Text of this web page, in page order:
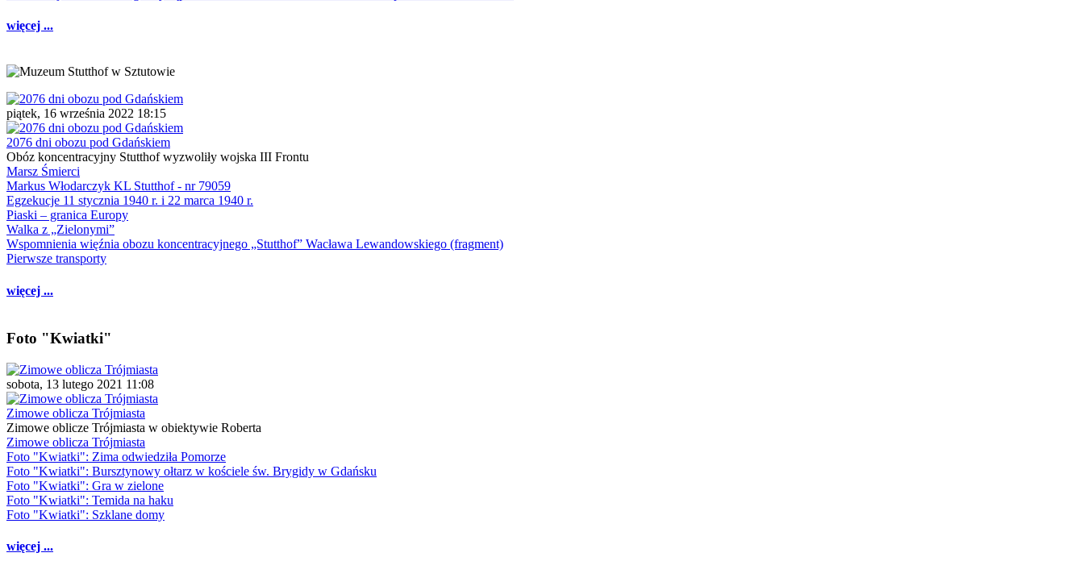
więcej ...
piątek, 16 września 2022 18:15
2076 dni obozu pod Gdańskiem
Obóz koncentracyjny Stutthof wyzwoliły wojska III Frontu
Marsz Śmierci
Markus Włodarczyk KL Stutthof - nr 79059
Egzekucje 11 stycznia 1940 r. i 22 marca 1940 r.
Piaski – granica Europy
Walka z „Zielonymi”
Wspomnienia więźnia obozu koncentracyjnego „Stutthof” Wacława Lewandowskiego (fragment)
Pierwsze transporty
więcej ...
Foto "Kwiatki"
sobota, 13 lutego 2021 11:08
Zimowe oblicza Trójmiasta
Zimowe oblicze Trójmiasta w obiektywie Roberta
Zimowe oblicza Trójmiasta
Foto "Kwiatki": Zima odwiedziła Pomorze
Foto "Kwiatki": Bursztynowy ołtarz w kościele św. Brygidy w Gdańsku
Foto "Kwiatki": Gra w zielone
Foto "Kwiatki": Temida na haku
Foto "Kwiatki": Szklane domy
więcej ...